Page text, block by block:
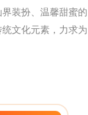
装扮、温馨甜蜜的
文化元素，力求为